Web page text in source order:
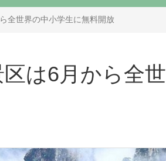
全世界の中小学生に無料開放
は6月から全